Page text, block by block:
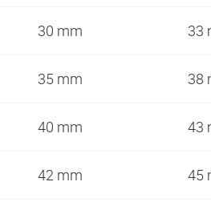
30 mm 33
35 mm 38
40 mm 43
42 mm 45